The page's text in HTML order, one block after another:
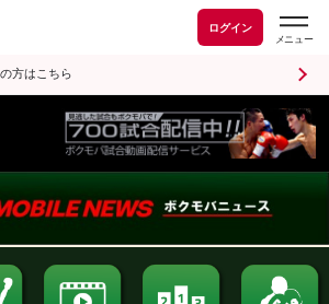
ログイン
方はこちら